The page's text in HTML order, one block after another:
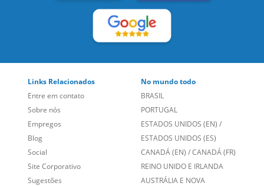
Links Relacionados
Entre em contato
Sobre nós
Empregos
Blog
Social
Site Corporativo
Sugestões
No mundo todo
BRASIL
PORTUGAL
ESTADOS UNIDOS (EN) /
ESTADOS UNIDOS (ES)
CANADÁ (EN) /CANADÁ (FR)
REINO UNIDO E IRLANDA
AUSTRÁLIA E NOVA